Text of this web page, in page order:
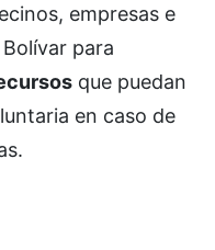
empresas e
para
que puedan
en caso de